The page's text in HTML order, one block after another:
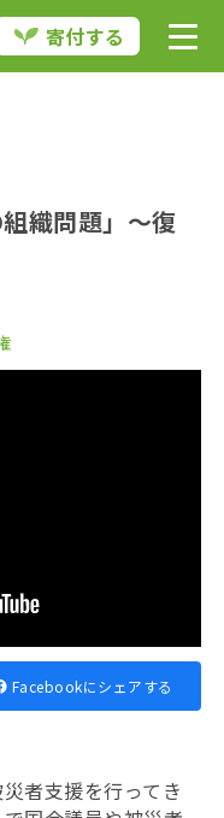
寄付する
織問題」〜復
Facebookにシェアする
者支援を行ってき